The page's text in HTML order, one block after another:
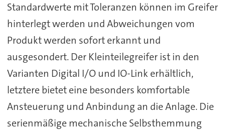
Standardwerte mit Toleranzen können im Greifer
hinterlegt werden und Abweichungen vom
Produkt werden sofort erkannt und
ausgesondert. Der Kleinteilegreifer ist in den
Varianten Digital I/O und IO-Link erhältlich,
letztere bietet eine besonders komfortable
Ansteuerung und Anbindung an die Anlage. Die
serienmäßige mechanische Selbsthemmung